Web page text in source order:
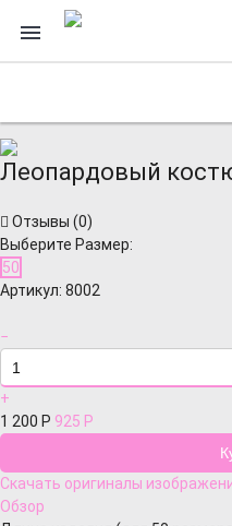
Леопардовый
Отзывы (0)
Выберите Размер:
50
Артикул: 8002
−
+
1 200 Р 925 Р
Скачать оригиналы
Обзор